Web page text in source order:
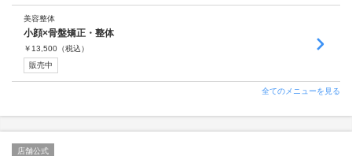
美容整体
小顔×骨盤矯正・整体
￥ 13,500 （税込）
販売中
全てのメニューを見る
店舗公式